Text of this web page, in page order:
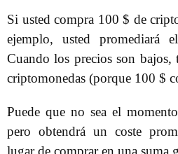
Si usted compra 100 $ de
ejemplo, usted promediará
Cuando los precios son bajos,
criptomonedas (porque 100 $
Puede que no sea el
pero obtendrá un coste
lugar de comprar en una suma